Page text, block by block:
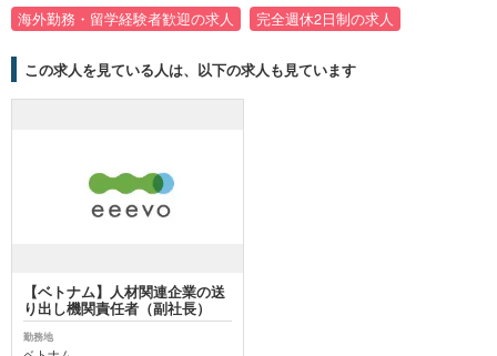
海外勤務・留学経験者歓迎の求人
完全週休2日制の求人
この求人を見ている人は、以下の求人も見ています
【ベトナム】人材関連企業の送
り出し機関責任者（副社長）
勤務地